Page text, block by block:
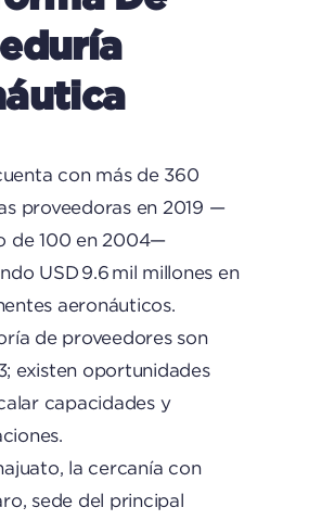
con más de 360
proveedoras en 2019 —
de 100 en 2004—
USD 9.6 mil millones en
aeronáuticos.
de proveedores son
existen oportunidades
capacidades y
la cercanía con
sede del principal